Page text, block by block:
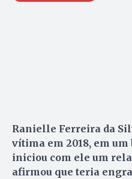
Ranielle Ferreira da
vítima em 2018, em
iniciou com ele um
afirmou que teria